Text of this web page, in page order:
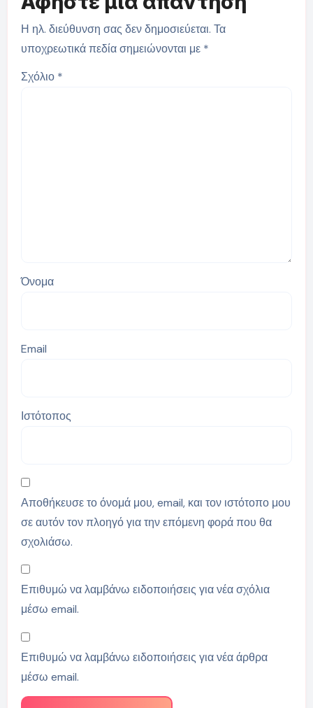
Η ηλ. διεύθυνση σας δεν δημοσιεύεται. Τα
υποχρεωτικά πεδία σημειώνονται με *
Σχόλιο *
Όνομα
Email
Ιστότοπος
Αποθήκευσε το όνομά μου, email, και τον ιστότοπο μου
σε αυτόν τον πλοηγό για την επόμενη φορά που θα
σχολιάσω.
Επιθυμώ να λαμβάνω ειδοποιήσεις για νέα σχόλια
μέσω email.
Επιθυμώ να λαμβάνω ειδοποιήσεις για νέα άρθρα
μέσω email.